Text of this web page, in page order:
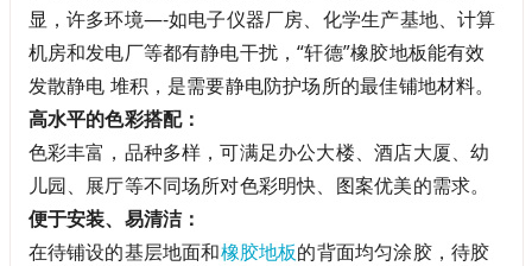
显，许多环境—-如电子仪器厂房、化学生产基地、计算
机房和发电厂等都有静电干扰，“轩德”橡胶地板能有效
发散静电 堆积，是需要静电防护场所的最佳铺地材料。
高水平的色彩搭配：
色彩丰富，品种多样，可满足办公大楼、酒店大厦、幼
儿园、展厅等不同场所对色彩明快、图案优美的需求。
便于安装、易清洁：
在待铺设的基层地面和橡胶地板的背面均匀涂胶，待胶